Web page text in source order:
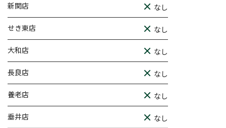
新関店 なし
せき東店 なし
大和店 なし
長良店 なし
養老店 なし
垂井店 なし